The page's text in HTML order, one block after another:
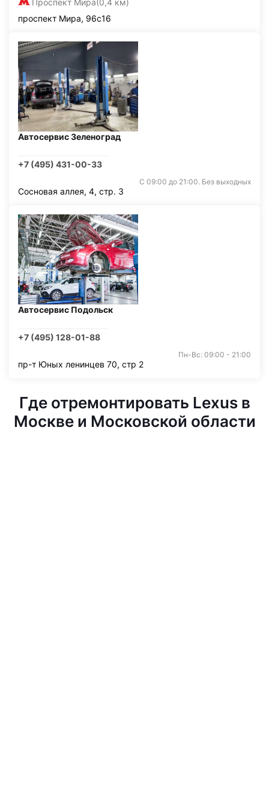
Проспект Мира(0,4 км)
проспект Мира, 96с16
Автосервис Зеленоград
+7 (495) 431-00-33
С 09:00 до 21:00. Без выходных
Сосновая аллея, 4, стр. 3
Автосервис Подольск
+7 (495) 128-01-88
Пн-Вс: 09:00 - 21:00
пр-т Юных ленинцев 70, стр 2
Где отремонтировать Lexus в
Москве и Московской области